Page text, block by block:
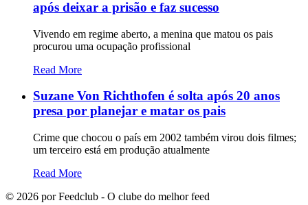
após deixar a prisão e faz sucesso
Vivendo em regime aberto, a menina que matou os pais
procurou uma ocupação profissional
Read More
Suzane Von Richthofen é solta após 20 anos
presa por planejar e matar os pais
Crime que chocou o país em 2002 também virou dois filmes;
um terceiro está em produção atualmente
Read More
© 2026 por Feedclub - O clube do melhor feed